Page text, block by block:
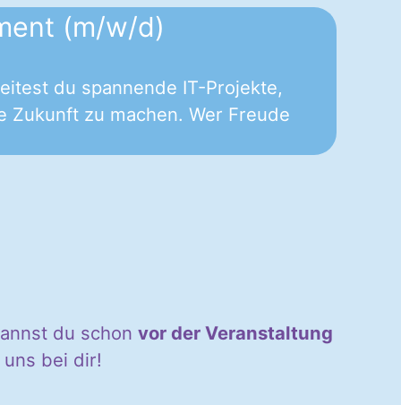
(m/w/d)
du spannende IT-Projekte,
zu machen. Wer Freude
du schon vor der Veranstaltung
bei dir!